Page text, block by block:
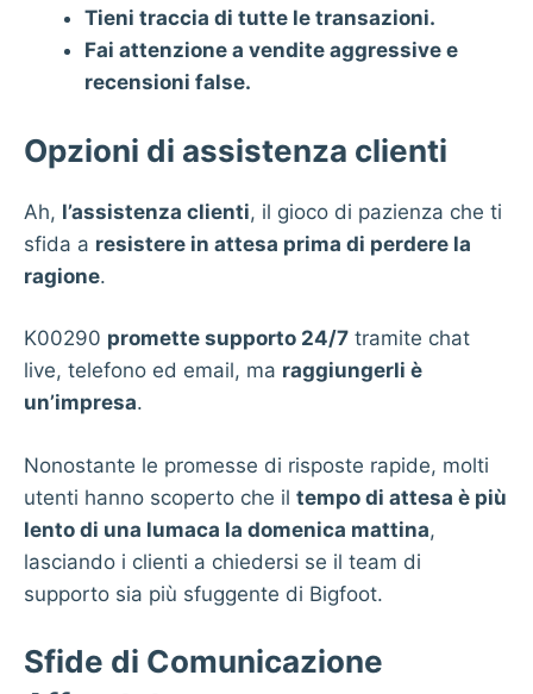
Tieni traccia di tutte le transazioni.
Fai attenzione a vendite aggressive e
recensioni false.
Opzioni di assistenza clienti
Ah, l’assistenza clienti, il gioco di pazienza che ti
sfida a resistere in attesa prima di perdere la
ragione.
K00290 promette supporto 24/7 tramite chat
live, telefono ed email, ma raggiungerli è
un’impresa.
Nonostante le promesse di risposte rapide, molti
utenti hanno scoperto che il tempo di attesa è più
lento di una lumaca la domenica mattina,
lasciando i clienti a chiedersi se il team di
supporto sia più sfuggente di Bigfoot.
Sfide di Comunicazione